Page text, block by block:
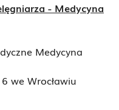
- Medycyna
Medycyna
we Wrocławiu